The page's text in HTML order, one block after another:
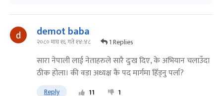
demot baba
२०८० माघ १६ गते १४:४८ 1 Replies
सारा नेपाली लाई नेताहरुले सारै दुःख दिए, के अभियान चलाउँदा
ठीक होला। की वडा अध्यक्ष कै पद मार्गमा हिँड्नु पर्ला?
Reply 11 1